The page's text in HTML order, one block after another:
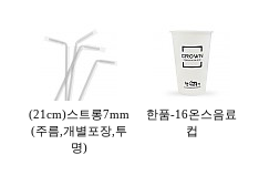
(21cm)스트롱7mm
(주름,개별포장,투
명)
한품-16온스음료
컵